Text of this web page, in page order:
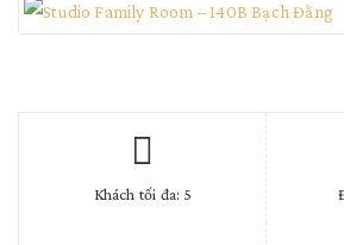
Khách tối đa: 5